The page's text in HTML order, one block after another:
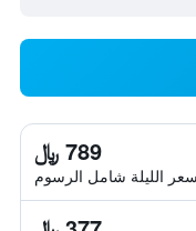
789 ﷼
سعر الليلة شامل الرسوم